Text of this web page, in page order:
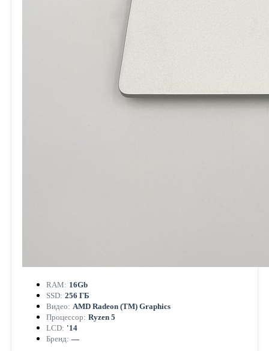
RAM: 16Gb
SSD: 256 ГБ
Видео: AMD Radeon (TM) Graphics
Процессор: Ryzen 5
LCD: '14
Бренд: —